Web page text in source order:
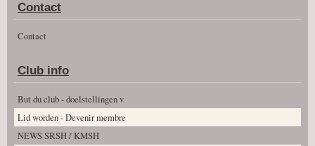
Clubshow 2026
Contact
Contact
Club info
But du club - doelstellingen v
Lid worden - Devenir membre
NEWS SRSH / KMSH